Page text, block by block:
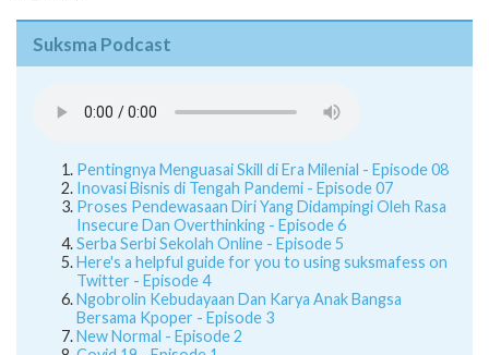
Suksma Podcast
Pentingnya Menguasai Skill di Era Milenial - Episode 08
Inovasi Bisnis di Tengah Pandemi - Episode 07
Proses Pendewasaan Diri Yang Didampingi Oleh Rasa
Insecure Dan Overthinking - Episode 6
Serba Serbi Sekolah Online - Episode 5
Here's a helpful guide for you to using suksmafess on
Twitter - Episode 4
Ngobrolin Kebudayaan Dan Karya Anak Bangsa
Bersama Kpoper - Episode 3
New Normal - Episode 2